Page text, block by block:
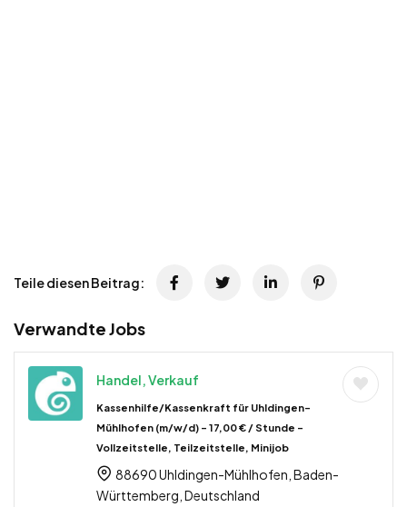
Teile diesen Beitrag:
Verwandte Jobs
Handel, Verkauf
Kassenhilfe/Kassenkraft für Uhldingen-
Mühlhofen (m/w/d) – 17,00 € / Stunde –
Vollzeitstelle, Teilzeitstelle, Minijob
88690 Uhldingen-Mühlhofen, Baden-
Württemberg, Deutschland